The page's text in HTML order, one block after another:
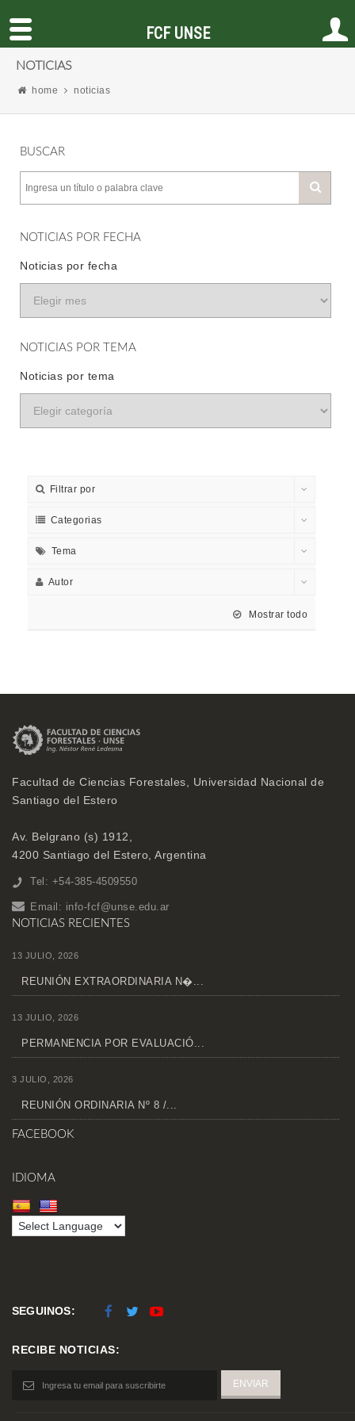
NOTICIAS
home noticias
BUSCAR
NOTICIAS POR FECHA
Noticias por fecha
NOTICIAS POR TEMA
Noticias por tema
Filtrar por
Categorias
Tema
Autor
Mostrar todo
Facultad de Ciencias Forestales, Universidad Nacional de
Santiago del Estero
Av. Belgrano (s) 1912,
4200 Santiago del Estero, Argentina
Tel: +54-385-4509550
Email: info-fcf@unse.edu.ar
NOTICIAS RECIENTES
13 JULIO, 2026
REUNIÓN EXTRAORDINARIA N�...
13 JULIO, 2026
PERMANENCIA POR EVALUACIÓ...
3 JULIO, 2026
REUNIÓN ORDINARIA Nº 8 /...
FACEBOOK
IDIOMA
SEGUINOS:
RECIBE NOTICIAS:
FCF UNSE